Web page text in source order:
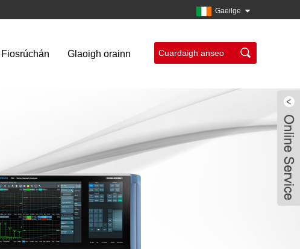
Gaeilge
Glaoigh orainn